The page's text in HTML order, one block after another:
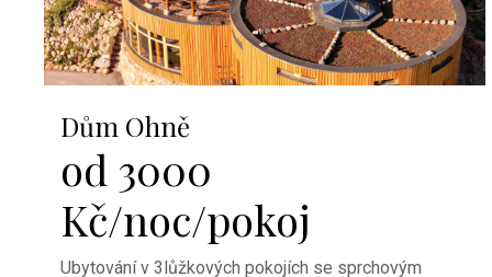
Dům Ohně
od 3000
Kč/noc/pokoj
Ubytování v 3lůžkových pokojích se sprchovým